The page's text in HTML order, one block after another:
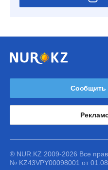
Сообщить
® NUR.KZ 2009-2026 Все
№ KZ43VPY00098001 от